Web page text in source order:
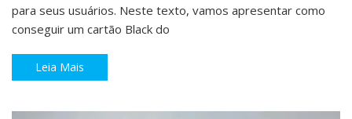
para seus usuários. Neste texto, vamos apresentar como
conseguir um cartão Black do
Leia Mais